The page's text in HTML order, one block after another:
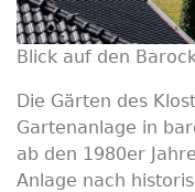
Blick auf den
Die Gärten des
Gartenanlage in
ab den 1980er
Anlage nach